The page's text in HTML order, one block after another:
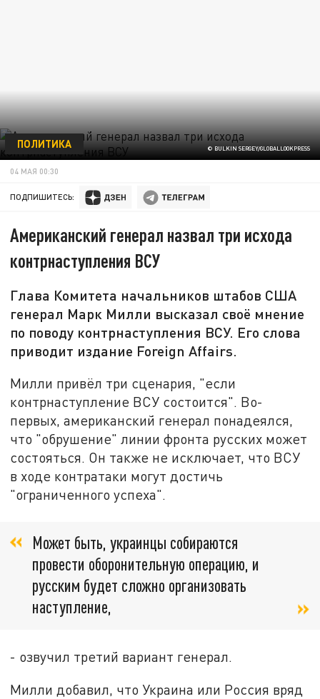
© BULKIN SERGEY/GLOBALLOOKPRESS
ПОЛИТИКА
04 МАЯ 00:30
ПОДПИШИТЕСЬ:
Американский генерал назвал три исхода
контрнаступления ВСУ
Глава Комитета начальников штабов США
генерал Марк Милли высказал своё мнение
по поводу контрнаступления ВСУ. Его слова
приводит издание Foreign Affairs.
Милли привёл три сценария, "если
контрнаступление ВСУ состоится". Во-
первых, американский генерал понадеялся,
что "обрушение" линии фронта русских может
состояться. Он также не исключает, что ВСУ
в ходе контратаки могут достичь
"ограниченного успеха".
Может быть, украинцы собираются
провести оборонительную операцию, и
русским будет сложно организовать
наступление,
- озвучил третий вариант генерал.
Милли добавил, что Украина или Россия вряд